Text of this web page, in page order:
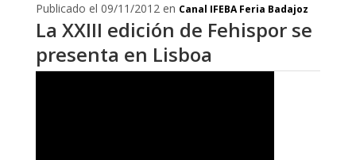
Publicado el 09/11/2012 en Canal IFEBA Feria Badajoz
La XXIII edición de Fehispor se
presenta en Lisboa